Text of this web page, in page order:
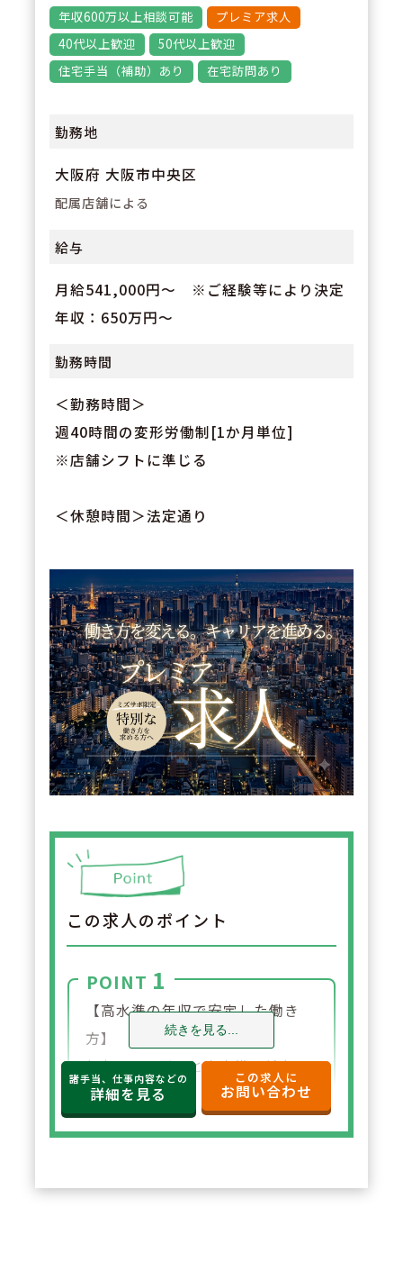
年収600万以上相談可能
プレミア求人
40代以上歓迎
50代以上歓迎
住宅手当（補助）あり
在宅訪問あり
勤務地
大阪府 大阪市中央区
配属店舗による
給与
月給541,000円～ ※ご経験等により決定
年収：650万円～
勤務時間
＜勤務時間＞
週40時間の変形労働制[1か月単位]
※店舗シフトに準じる
＜休憩時間＞法定通り
この求人のポイント
POINT 1
【高水準の年収で安定した働き
方】
年収650万円～と高水準の給与設
定。年俸制で収入の見通しも立て
やすく、選択した都道府県内で安
続きを見る...
諸手当、仕事内容などの
詳細を見る
この求人に
お問い合わせ